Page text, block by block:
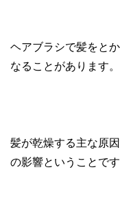
ヘアブラシで髪をと
なることがあります。
髪が乾燥する主な原
の影響ということです